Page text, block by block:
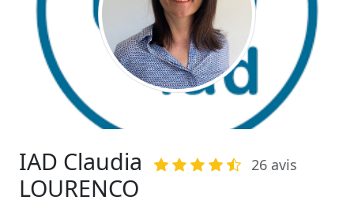
26 avis
IAD Claudia
LOURENCO